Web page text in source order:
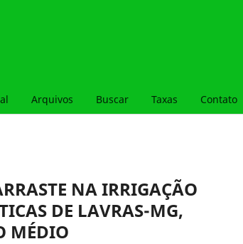
Arquivos Buscar Taxas Contato
NA IRRIGAÇÃO
DE LAVRAS-MG,
MÉDIO